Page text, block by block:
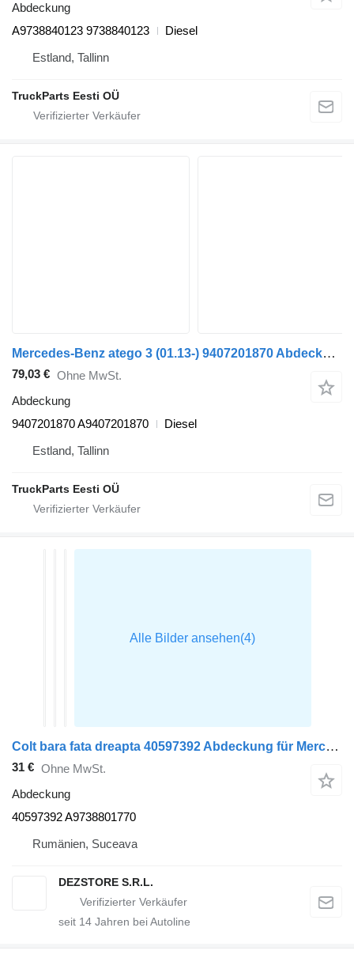
Abdeckung
A9738840123 9738840123
Diesel
Estland, Tallinn
TruckParts Eesti OÜ
Mercedes-Benz atego 3 (01.13-) 9407201870 Abdeckung für Mercedes-Benz Atego, Atego 2, Atego 3 (1996-) Sattelzugmaschine
79,03 € Ohne MwSt.
Abdeckung
9407201870 A9407201870
Diesel
Estland, Tallinn
TruckParts Eesti OÜ
Colt bara fata dreapta 40597392 Abdeckung für Mercedes-Benz ATEGO Sattelzugmaschine
31 € Ohne MwSt.
Abdeckung
40597392 A9738801770
Rumänien, Suceava
DEZSTORE S.R.L.
seit 14 Jahren bei Autoline